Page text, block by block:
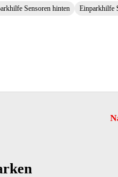
Sensoren hinten Einparkhilfe